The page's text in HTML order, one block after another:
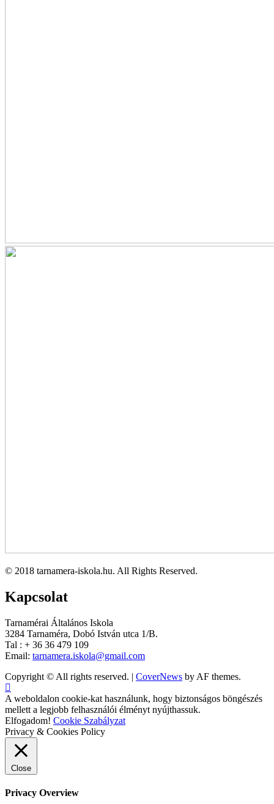
© 2018 tarnamera-iskola.hu. All Rights Reserved.
Kapcsolat
Tarnamérai Általános Iskola
3284 Tarnaméra, Dobó István utca 1/B.
Tal : + 36 36 479 109
Email: tarnamera.iskola@gmail.com
Copyright © All rights reserved. | CoverNews by AF themes.
A weboldalon cookie-kat használunk, hogy biztonságos böngészés
mellett a legjobb felhasználói élményt nyújthassuk.
Elfogadom! Cookie Szabályzat
Privacy & Cookies Policy
Close
Privacy Overview